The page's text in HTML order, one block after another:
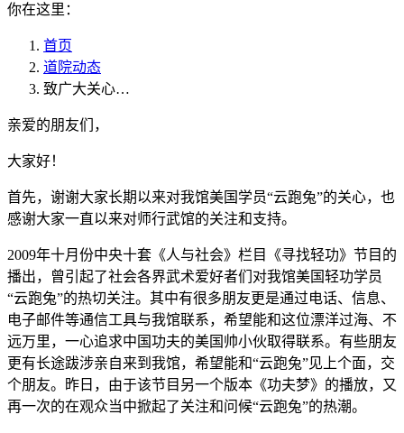
你在这里：
首页
道院动态
致广大关心…
亲爱的朋友们，
大家好！
首先，谢谢大家长期以来对我馆美国学员“云跑兔”的关心，也
感谢大家一直以来对师行武馆的关注和支持。
2009年十月份中央十套《人与社会》栏目《寻找轻功》节目的
播出，曾引起了社会各界武术爱好者们对我馆美国轻功学员
“云跑兔”的热切关注。其中有很多朋友更是通过电话、信息、
电子邮件等通信工具与我馆联系，希望能和这位漂洋过海、不
远万里，一心追求中国功夫的美国帅小伙取得联系。有些朋友
更有长途跋涉亲自来到我馆，希望能和“云跑兔”见上个面，交
个朋友。昨日，由于该节目另一个版本《功夫梦》的播放，又
再一次的在观众当中掀起了关注和问候“云跑兔”的热潮。